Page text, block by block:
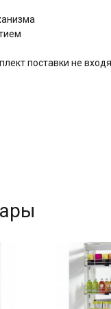
поставки не